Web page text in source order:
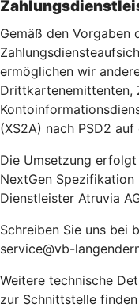
Gemäß den Vorgaben
ermöglichen wir
Drittkartenemittenten,
(XS2A) nach PSD2
Die Umsetzung
NextGen Spezifikation
Dienstleister Atruvia
Schreiben Sie uns bei
service@vb-
Weitere technische
zur Schnittstelle